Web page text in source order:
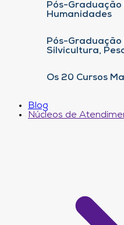
Pós-Graduação
Humanidades
Pós-Graduação
Silvicultura,
Os 20 Cursos
Blog
Núcleos de